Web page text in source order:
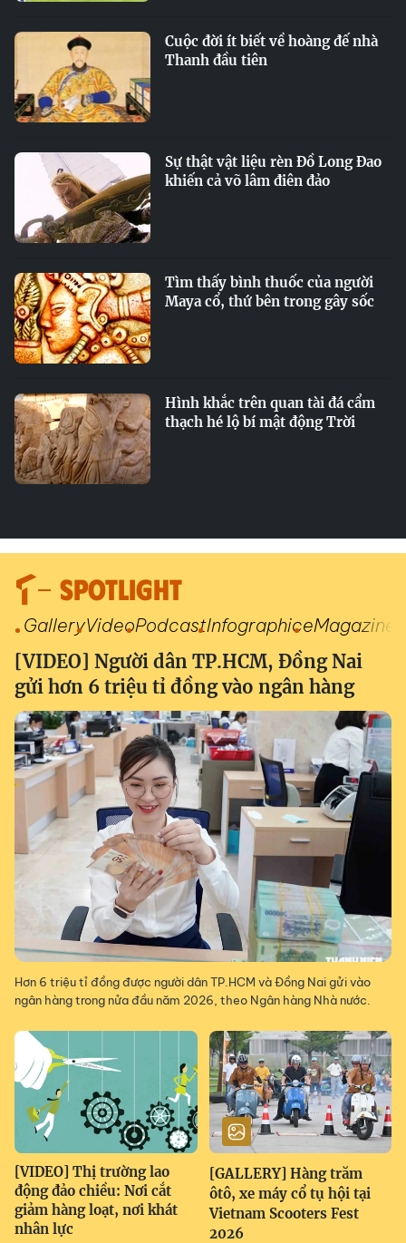
Cuộc đời ít biết về hoàng đế nhà
Thanh đầu tiên
Sự thật vật liệu rèn Đồ Long Đao
khiến cả võ lâm điên đảo
Tìm thấy bình thuốc của người
Maya cổ, thứ bên trong gây sốc
Hình khắc trên quan tài đá cẩm
thạch hé lộ bí mật động Trời
SPOTLIGHT
GalleryVideoPodcastInfographiceMagazine
[VIDEO] Người dân TP.HCM, Đồng Nai
gửi hơn 6 triệu tỉ đồng vào ngân hàng
Hơn 6 triệu tỉ đồng được người dân TP.HCM và Đồng Nai gửi vào
ngân hàng trong nửa đầu năm 2026, theo Ngân hàng Nhà nước.
[VIDEO] Thị trường lao
động đảo chiều: Nơi cắt
giảm hàng loạt, nơi khát
nhân lực
[GALLERY] Hàng trăm
ôtô, xe máy cổ tụ hội tại
Vietnam Scooters Fest
2026